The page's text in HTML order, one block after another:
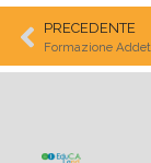
PRECEDENTE